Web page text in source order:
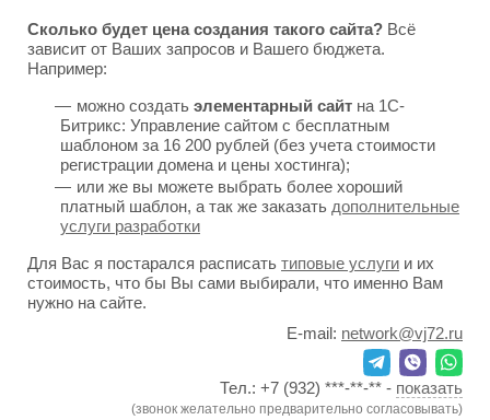
Сколько будет цена создания такого сайта? Всё
зависит от Ваших запросов и Вашего бюджета.
Например:
можно создать элементарный сайт на 1С-
Битрикс: Управление сайтом с бесплатным
шаблоном за 16 200 рублей (без учета стоимости
регистрации домена и цены хостинга);
или же вы можете выбрать более хороший
платный шаблон, а так же заказать дополнительные
услуги разработки
Для Вас я постарался расписать типовые услуги и их
стоимость, что бы Вы сами выбирали, что именно Вам
нужно на сайте.
E-mail: network@vj72.ru
Тел.: +7 (932) ***-**-** - показать
(звонок желательно предварительно согласовывать)